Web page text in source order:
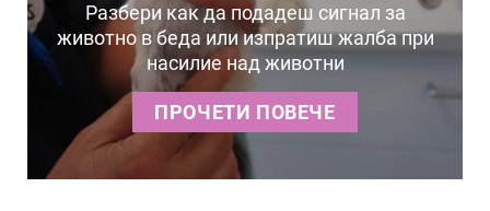
Разбери как да подадеш сигнал за
животно в беда или изпратиш жалба при
насилие над животни
ПРОЧЕТИ ПОВЕЧЕ